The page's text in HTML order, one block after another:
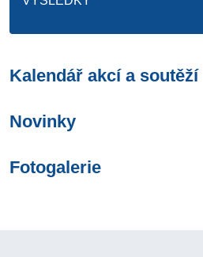
Kalendář akcí a soutěží
Novinky
Fotogalerie